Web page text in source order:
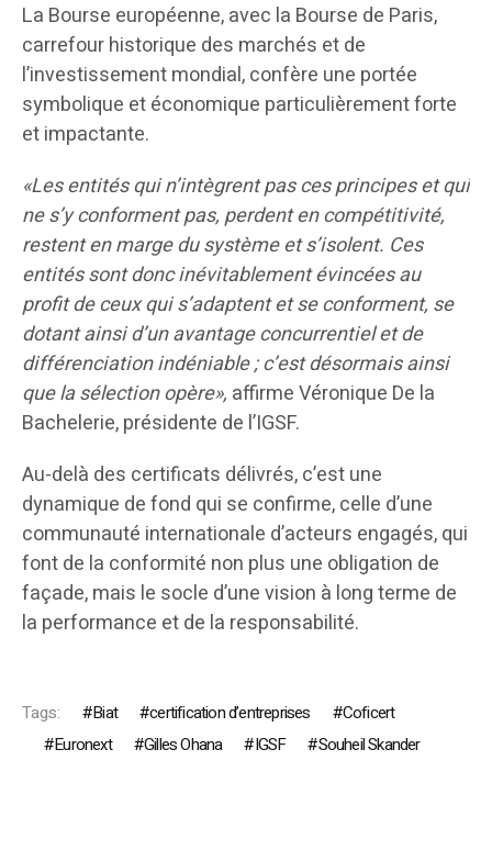
La Bourse européenne, avec la Bourse de Paris,
carrefour historique des marchés et de
l’investissement mondial, confère une portée
symbolique et économique particulièrement forte
et impactante.
«Les entités qui n’intègrent pas ces principes et qui
ne s’y conforment pas, perdent en compétitivité,
restent en marge du système et s’isolent. Ces
entités sont donc inévitablement évincées au
profit de ceux qui s’adaptent et se conforment, se
dotant ainsi d’un avantage concurrentiel et de
différenciation indéniable ; c’est désormais ainsi
que la sélection opère», affirme Véronique De la
Bachelerie, présidente de l’IGSF.
Au-delà des certificats délivrés, c’est une
dynamique de fond qui se confirme, celle d’une
communauté internationale d’acteurs engagés, qui
font de la conformité non plus une obligation de
façade, mais le socle d’une vision à long terme de
la performance et de la responsabilité.
Tags: Biat certification d’entreprises
Coficert
Euronext
Gilles Ohana IGSF Souheil Skander